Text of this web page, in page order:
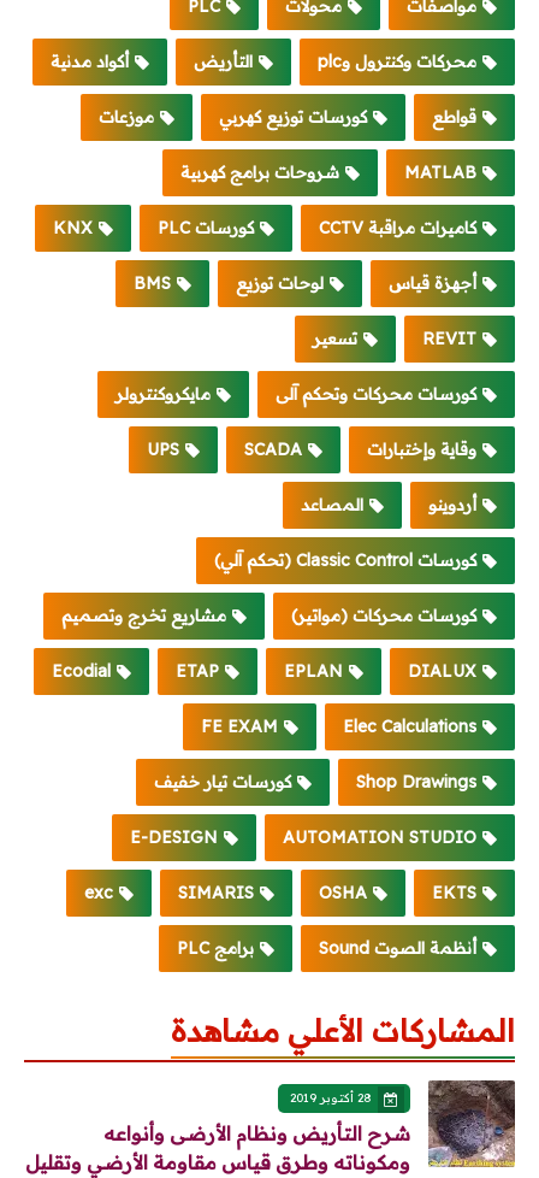
مواصفات محولات PLC
محركات وكنترول وplc التأريض أكواد مدنية
قواطع كورسات توزيع كهربي موزعات
MATLAB شروحات برامج كهربية
كاميرات مراقبة CCTV كورسات PLC KNX
أجهزة قياس لوحات توزيع BMS
REVIT تسعير
كورسات محركات وتحكم آلى مايكروكنترولر
وقاية وإختبارات SCADA
UPS
أردوينو المصاعد
كورسات Classic Control (تحكم آلي)
كورسات محركات (مواتير) مشاريع تخرج وتصميم
DIALUX
EPLAN
ETAP
Ecodial
Elec Calculations
FE EXAM
Shop Drawings كورسات تيار خفيف
AUTOMATION STUDIO
E-DESIGN
EKTS
OSHA
SIMARIS
exc
أنظمة الصوت Sound برامج PLC
المشاركات الأعلي مشاهدة
28 أكتوبر 2019
شرح التأريض ونظام الأرضى وأنواعه
ومكوناته وطرق قياس مقاومة الأرضي وتقليل